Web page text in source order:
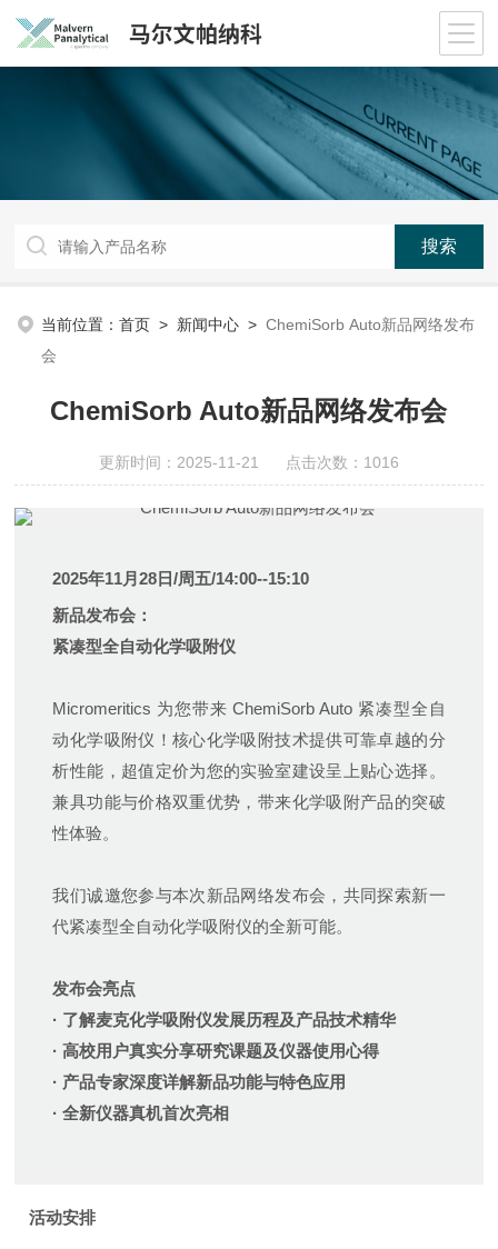
当前位置：首页 > 新闻中心 >ChemiSorb Auto新品网络发布
会
ChemiSorb Auto新品网络发布会
更新时间：2025-11-21 点击次数：1016
2025年11月28日/周五/14:00--15:10
新品发布会：
紧凑型全自动化学吸附仪
Micromeritics 为您带来 ChemiSorb Auto 紧凑型全自
动化学吸附仪！核心化学吸附技术提供可靠卓越的分
析性能，超值定价为您的实验室建设呈上贴心选择。
兼具功能与价格双重优势，带来化学吸附产品的突破
性体验。
我们诚邀您参与本次新品网络发布会，共同探索新一
代紧凑型全自动化学吸附仪的全新可能。
发布会亮点
· 了解麦克化学吸附仪发展历程及产品技术精华
· 高校用户真实分享研究课题及仪器使用心得
· 产品专家深度详解新品功能与特色应用
· 全新仪器真机首次亮相
活动安排